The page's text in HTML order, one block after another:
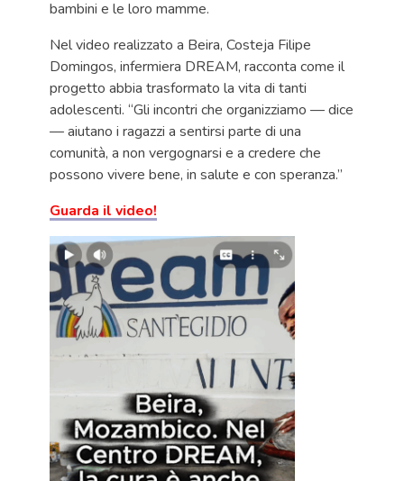
bambini e le loro mamme.
Nel video realizzato a Beira, Costeja Filipe
Domingos, infermiera DREAM, racconta come il
progetto abbia trasformato la vita di tanti
adolescenti. “Gli incontri che organizziamo — dice
— aiutano i ragazzi a sentirsi parte di una
comunità, a non vergognarsi e a credere che
possono vivere bene, in salute e con speranza.”
Guarda il video!